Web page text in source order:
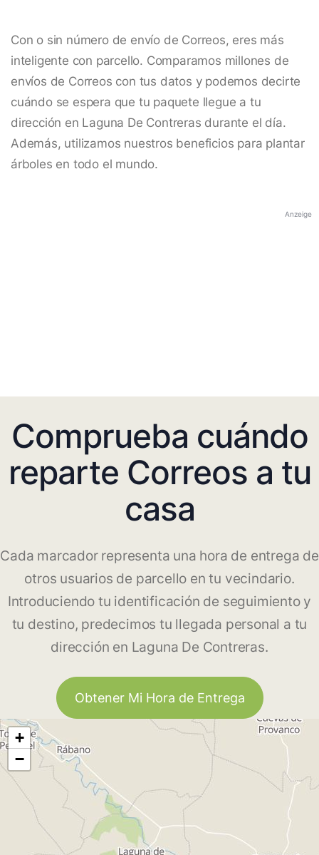
Con o sin número de envío de Correos, eres más
inteligente con parcello. Comparamos millones de
envíos de Correos con tus datos y podemos decirte
cuándo se espera que tu paquete llegue a tu
dirección en Laguna De Contreras durante el día.
Además, utilizamos nuestros beneficios para plantar
árboles en todo el mundo.
Anzeige
Comprueba cuándo
reparte Correos a tu
casa
Cada marcador representa una hora de entrega de
otros usuarios de parcello en tu vecindario.
Introduciendo tu identificación de seguimiento y
tu destino, predecimos tu llegada personal a tu
dirección en Laguna De Contreras.
Obtener Mi Hora de Entrega
+
−